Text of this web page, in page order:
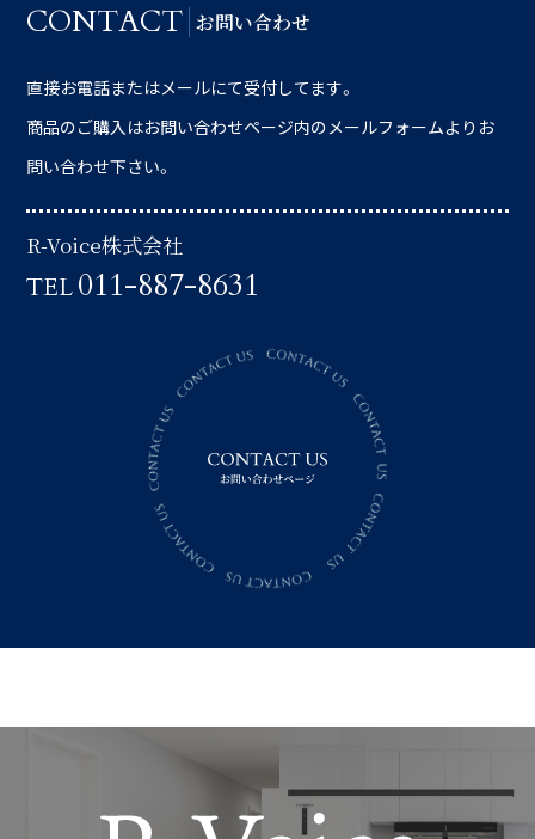
CONTACT お問い合わせ
直接お電話またはメールにて受付してます。
商品のご購入はお問い合わせページ内のメールフォームよりお
問い合わせ下さい。
R-Voice株式会社
TEL011-887-8631